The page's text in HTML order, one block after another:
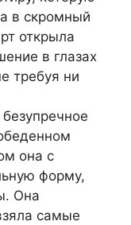
в скромный
открыла
в глазах
требуя ни
она с
форму,
Она
самые